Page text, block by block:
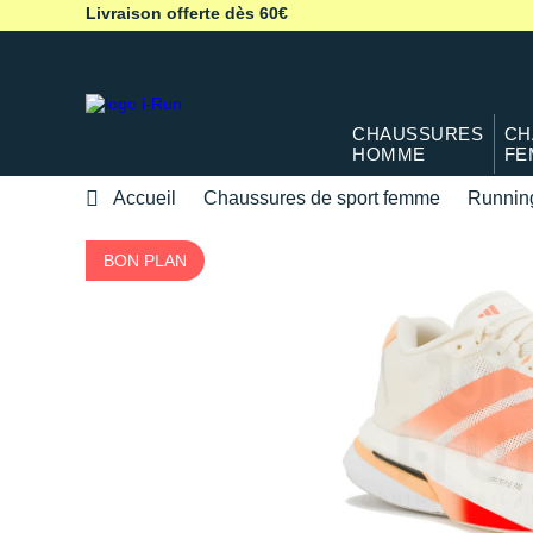
Livraison offerte dès 60€
CHAUSSURES
HOMME
Accueil Chaussures de sport femme
BON PLAN